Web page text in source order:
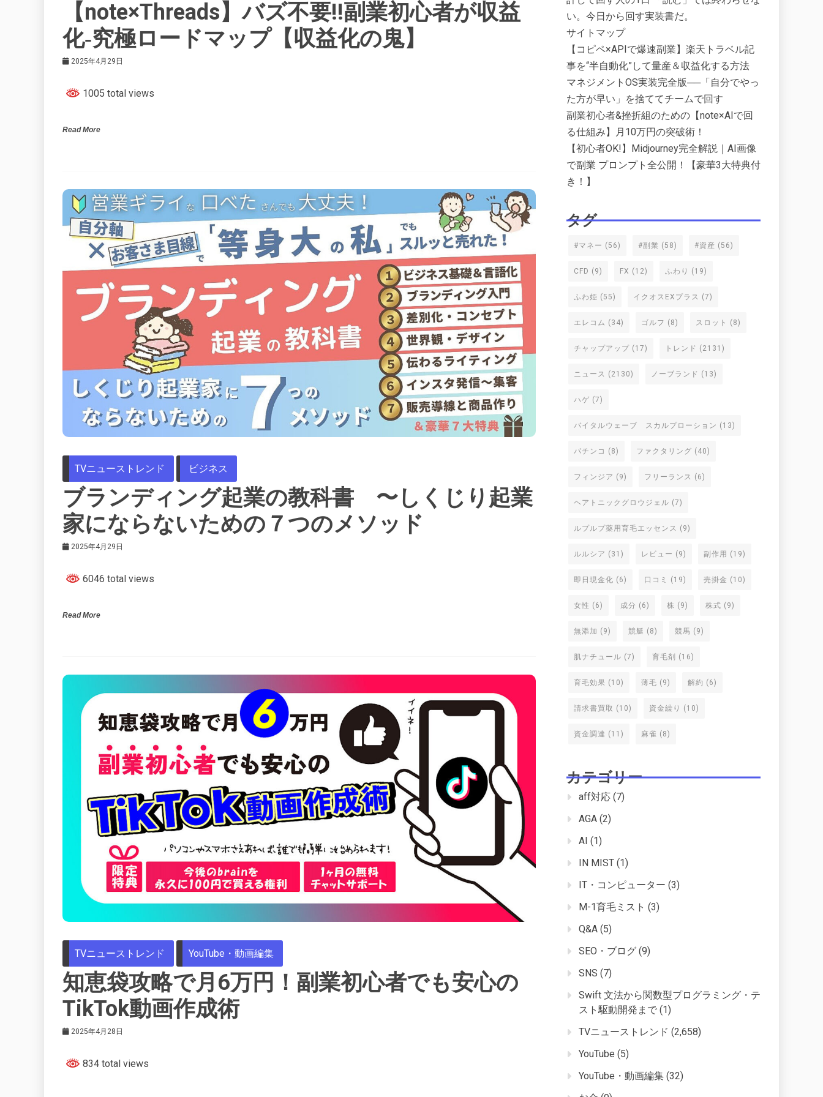
【note×Threads】バズ不要‼︎副業初心者が収益
化‐究極ロードマップ【収益化の鬼】
2025年4月29日
1005 total views
Read More
TVニューストレンド ビジネス
ブランディング起業の教科書 〜しくじり起業
家にならないための７つのメソッド
2025年4月29日
6046 total views
Read More
TVニューストレンド YouTube・動画編集
知恵袋攻略で月6万円！副業初心者でも安心の
TikTok動画作成術
2025年4月28日
834 total views
い。今日から回す実装書だ。
サイトマップ
【コピペ×APIで爆速副業】楽天トラベル記
事を“半自動化”して量産＆収益化する方法
マネジメントOS実装完全版──「自分でやっ
た方が早い」を捨ててチームで回す
副業初心者&挫折組のための【note×AIで回
る仕組み】月10万円の突破術！
【初心者OK!】Midjourney完全解説｜AI画像
で副業 プロンプト全公開！【豪華3大特典付
き！】
タグ
#マネー (56) #副業 (58) #資産 (56)
CFD (9) FX (12) ふわり (19)
ふわ姫 (55) イクオスEXプラス (7)
エレコム (34) ゴルフ (8) スロット (8)
チャップアップ (17) トレンド (2131)
ニュース (2130) ノーブランド (13)
ハゲ (7)
バイタルウェーブ スカルプローション (13)
パチンコ (8) ファクタリング (40)
フィンジア (9) フリーランス (6)
ヘアトニックグロウジェル (7)
ルプルプ薬用育毛エッセンス (9)
ルルシア (31) レビュー (9) 副作用 (19)
即日現金化 (6) 口コミ (19) 売掛金 (10)
女性 (6) 成分 (6) 株 (9) 株式 (9)
無添加 (9) 競艇 (8) 競馬 (9)
肌ナチュール (7) 育毛剤 (16)
育毛効果 (10) 薄毛 (9) 解約 (6)
請求書買取 (10) 資金繰り (10)
資金調達 (11) 麻雀 (8)
カテゴリー
aff対応 (7)
AGA (2)
AI (1)
IN MIST (1)
IT・コンピューター (3)
M-1育毛ミスト (3)
Q&A (5)
SEO・ブログ (9)
SNS (7)
Swift 文法から関数型プログラミング・テ
スト駆動開発まで (1)
TVニューストレンド (2,658)
YouTube (5)
YouTube・動画編集 (32)